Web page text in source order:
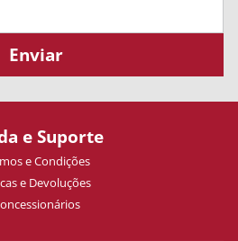
Enviar
e Suporte
e Condições
e Devoluções